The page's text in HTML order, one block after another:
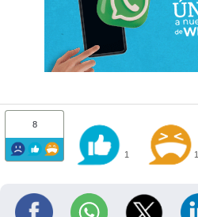
8
1 1